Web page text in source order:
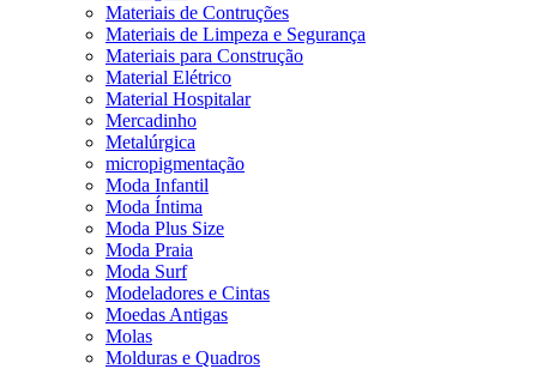
Materiais de Contruções
Materiais de Limpeza e Segurança
Materiais para Construção
Material Elétrico
Material Hospitalar
Mercadinho
Metalúrgica
micropigmentação
Moda Infantil
Moda Íntima
Moda Plus Size
Moda Praia
Moda Surf
Modeladores e Cintas
Moedas Antigas
Molas
Molduras e Quadros